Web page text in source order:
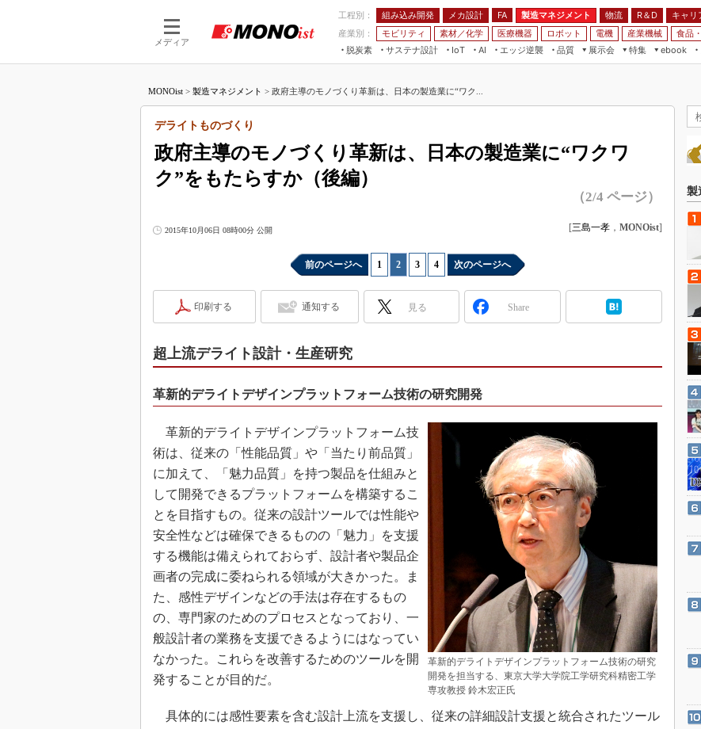
メディア
工程別： 組み込み開発 メカ設計 FA 製造マネジメント 物流 R＆D
キャリ
産業別：
モビリティ 素材／化学 医療機器 ロボット 電機 産業機械 食品
脱炭素
サステナ設計
IoT
つながる工場
AI
AI×設備保全
エッジ逆襲 品質
展示会
JIMTOF
IIFES
スマート工場EXPO
日本ものづくりワールド
産業オープンネット展
特集
つながるクルマ
VR／AR
Windows Embedded
ISO26262
S＆OP
インダストリー4.0
イノベーション
製造業ビッグデータ
メイドインジャパン
植物工場
知財マネジメント
海外生産
グローバル設計・開発
制御セキュリティ
新型コロナへの対応
ebook
FA
MONOist > 製造マネジメント > 政府主導のモノづくり革新は、日本の製造業に“ワク...
政府主導のモノづくり革新は、日本の製造業に“ワクワ
ク”をもたらすか（後編）
デライトものづくり
（2/4 ページ）
2015年10月06日 08時00分 公開 [三島一孝 ， MONOist]
前のページへ 1 2 3 4 次のページへ
印刷する 通知する 見る Share
超上流デライト設計・生産研究
革新的デライトデザインプラットフォーム技術の研究開発
革新的デライトデザインプラットフォーム技術の研究
開発を担当する、東京大学大学院工学研究科精密工学
専攻教授 鈴木宏正氏
革新的デライトデザインプラットフォーム技
術は、従来の「性能品質」や「当たり前品質」
に加えて、「魅力品質」を持つ製品を仕組みと
して開発できるプラットフォームを構築するこ
とを目指すもの。従来の設計ツールでは性能や
安全性などは確保できるものの「魅力」を支援
する機能は備えられておらず、設計者や製品企
画者の完成に委ねられる領域が大きかった。ま
た、感性デザインなどの手法は存在するもの
の、専門家のためのプロセスとなっており、一
般設計者の業務を支援できるようにはなってい
なかった。これらを改善するためのツールを開
発することが目的だ。
具体的には感性要素を含む設計上流を支援し、従来の詳細設計支援と統合されたツール
製